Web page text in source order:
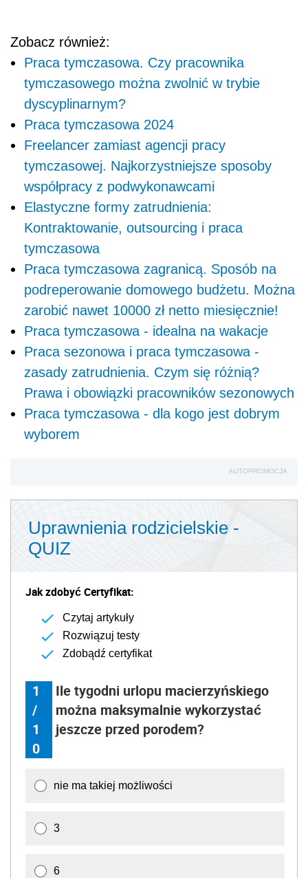
Zobacz również:
Praca tymczasowa. Czy pracownika
tymczasowego można zwolnić w trybie
dyscyplinarnym?
Praca tymczasowa 2024
Freelancer zamiast agencji pracy
tymczasowej. Najkorzystniejsze sposoby
współpracy z podwykonawcami
Elastyczne formy zatrudnienia:
Kontraktowanie, outsourcing i praca
tymczasowa
Praca tymczasowa zagranicą. Sposób na
podreperowanie domowego budżetu. Można
zarobić nawet 10000 zł netto miesięcznie!
Praca tymczasowa - idealna na wakacje
Praca sezonowa i praca tymczasowa -
zasady zatrudnienia. Czym się różnią?
Prawa i obowiązki pracowników sezonowych
Praca tymczasowa - dla kogo jest dobrym
wyborem
AUTOPROMOCJA
Uprawnienia rodzicielskie -
QUIZ
Jak zdobyć Certyfikat:
Czytaj artykuły
Rozwiązuj testy
Zdobądź certyfikat
1
/
1
0
Ile tygodni urlopu macierzyńskiego
można maksymalnie wykorzystać
jeszcze przed porodem?
nie ma takiej możliwości
3
6